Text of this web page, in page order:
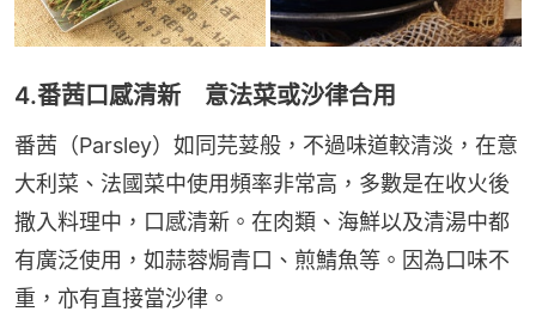
4.番茜口感清新 意法菜或沙律合用
番茜（Parsley）如同芫荽般，不過味道較清淡，在意
大利菜、法國菜中使用頻率非常高，多數是在收火後
撒入料理中，口感清新。在肉類、海鮮以及清湯中都
有廣泛使用，如蒜蓉焗青口、煎鯖魚等。因為口味不
重，亦有直接當沙律。